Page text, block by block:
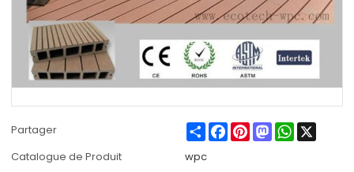
Partager ShareFacebook
PinterestMastodonWhatsApp
X
Catalogue de Produit
wpc